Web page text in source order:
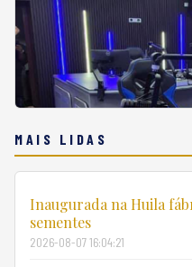
MAIS LIDAS
Inaugurada na Huila
sementes
2026-08-07 16:04:21